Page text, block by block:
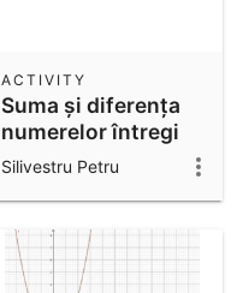
Suma și diferența
numerelor întregi
ACTIVITY
Silivestru Petru